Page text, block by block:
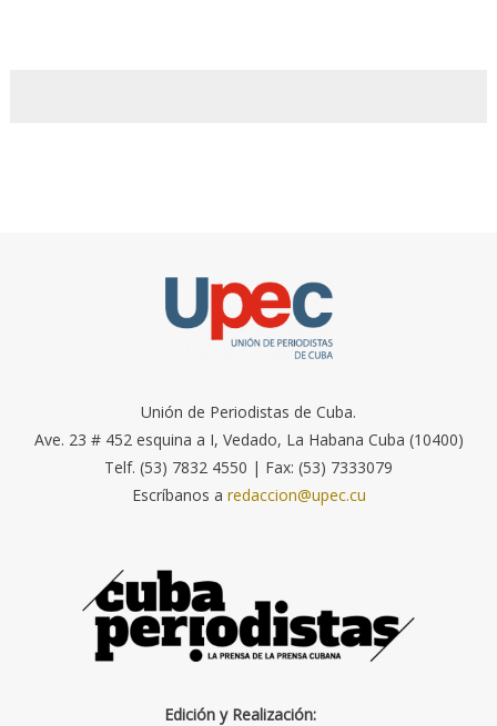
Unión de Periodistas de Cuba.
Ave. 23 # 452 esquina a I, Vedado, La Habana Cuba (10400)
Telf. (53) 7832 4550 | Fax: (53) 7333079
Escríbanos a redaccion@upec.cu
Edición y Realización: